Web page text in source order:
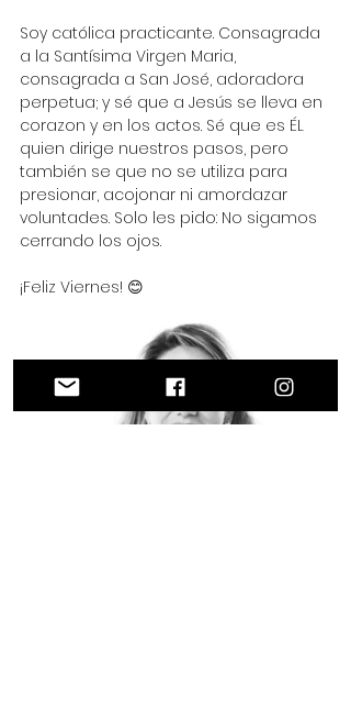
Soy católica practicante. Consagrada
a la Santísima Virgen Maria,
consagrada a San José, adoradora
perpetua; y sé que a Jesús se lleva en
corazon y en los actos. Sé que es ÉL
quien dirige nuestros pasos, pero
también se que no se utiliza para
presionar, acojonar ni amordazar
voluntades. Solo les pido: No sigamos
cerrando los ojos.
¡Feliz Viernes! 😊